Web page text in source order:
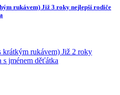
rukávem) Již 3 roky nejlepší rodiče